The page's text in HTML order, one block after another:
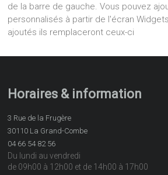
de la barre de gauche. Vous pouvez
personnalisés à partir de l'écran
ajoutés ils remplaceront ceux-ci
Horaires & information
3 Rue de la Frugère
30110 La Grand-Combe
04 66 54 82 56
Du lundi au vendredi
de 09h00 à 12h00 et de 14h00 à 17h00